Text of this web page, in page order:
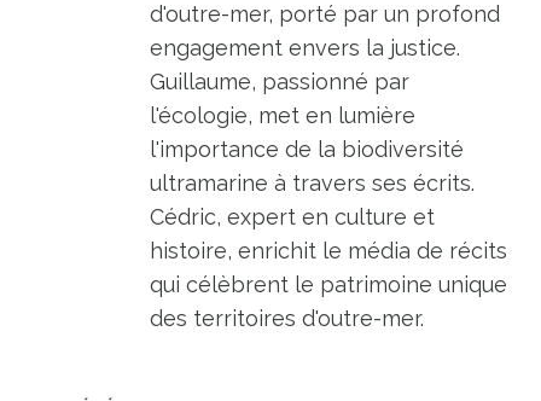
d'outre-mer, porté par un profond
engagement envers la justice.
Guillaume, passionné par
l'écologie, met en lumière
l'importance de la biodiversité
ultramarine à travers ses écrits.
Cédric, expert en culture et
histoire, enrichit le média de récits
qui célèbrent le patrimoine unique
des territoires d'outre-mer.